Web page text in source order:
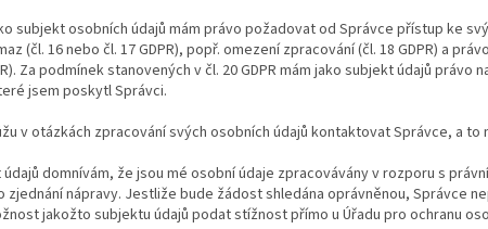
subjekt osobních údajů mám právo požadovat od Správce přístup ke
(čl. 16 nebo čl. 17 GDPR), popř. omezení zpracování (čl. 18 GDPR) a
Za podmínek stanovených v čl. 20 GDPR mám jako subjekt údajů
jsem poskytl Správci.
v otázkách zpracování svých osobních údajů kontaktovat Správce, a
domnívám, že jsou mé osobní údaje zpracovávány v rozporu s
zjednání nápravy. Jestliže bude žádost shledána oprávněnou, Správce
jakožto subjektu údajů podat stížnost přímo u Úřadu pro ochranu